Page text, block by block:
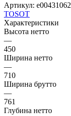
Артикул: e00431062
TOSOT
Характеристики
Высота нетто
—
450
Ширина нетто
—
710
Ширина брутто
—
761
Глубина нетто